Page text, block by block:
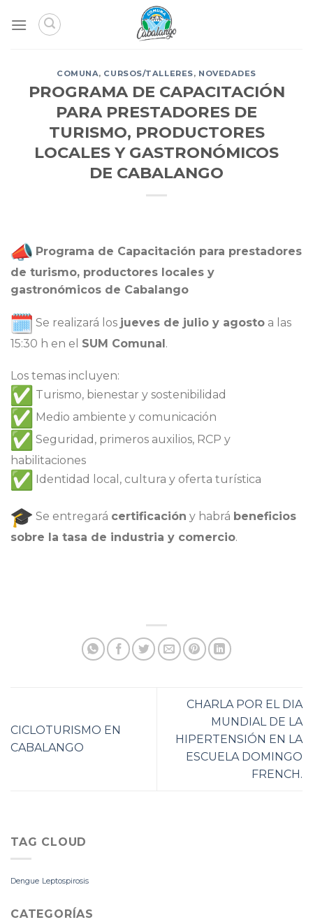
COMUNA, CURSOS/TALLERES, NOVEDADES
PROGRAMA DE CAPACITACIÓN
PARA PRESTADORES DE
TURISMO, PRODUCTORES
LOCALES Y GASTRONÓMICOS
DE CABALANGO
Programa de Capacitación para prestadores
de turismo, productores locales y
gastronómicos de Cabalango
Se realizará los jueves de julio y agosto a las
15:30 h en el SUM Comunal .
Los temas incluyen:
Turismo, bienestar y sostenibilidad
Medio ambiente y comunicación
Seguridad, primeros auxilios, RCP y
habilitaciones
Identidad local, cultura y oferta turística
Se entregará certificación y habrá beneficios
sobre la tasa de industria y comercio.
CICLOTURISMO EN
CABALANGO
CHARLA POR EL DIA
MUNDIAL DE LA
HIPERTENSIÓN EN LA
ESCUELA DOMINGO
FRENCH.
TAG CLOUD
Dengue Leptospirosis
CATEGORÍAS